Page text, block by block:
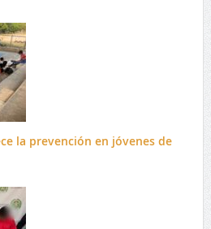
la prevención en jóvenes de